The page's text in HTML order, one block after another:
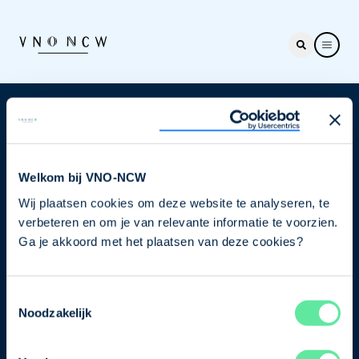
Welkom bij VNO-NCW
Wij plaatsen cookies om deze website te analyseren, te
verbeteren en om je van relevante informatie te voorzien.
Ga je akkoord met het plaatsen van deze cookies?
Noodzakelijk
Nieuwsbrief
je nu in voor de VNO-NCW nieuwsbrief.
Schrijf je in
Direct naar
Ons verhaal